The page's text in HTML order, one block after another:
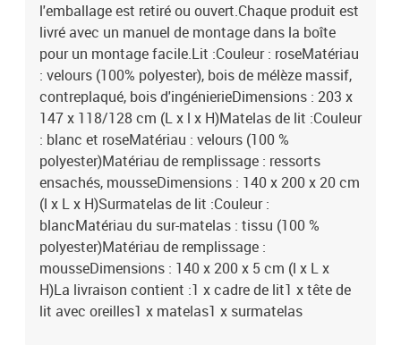
l'emballage est retiré ou ouvert.Chaque produit est
livré avec un manuel de montage dans la boîte
pour un montage facile.Lit :Couleur : roseMatériau
: velours (100% polyester), bois de mélèze massif,
contreplaqué, bois d'ingénierieDimensions : 203 x
147 x 118/128 cm (L x l x H)Matelas de lit :Couleur
: blanc et roseMatériau : velours (100 %
polyester)Matériau de remplissage : ressorts
ensachés, mousseDimensions : 140 x 200 x 20 cm
(l x L x H)Surmatelas de lit :Couleur :
blancMatériau du sur-matelas : tissu (100 %
polyester)Matériau de remplissage :
mousseDimensions : 140 x 200 x 5 cm (l x L x
H)La livraison contient :1 x cadre de lit1 x tête de
lit avec oreilles1 x matelas1 x surmatelas